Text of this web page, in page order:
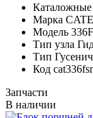
Каталожные
Марка
Модель 336F
Тип узла
Тип
Код
Запчасти
В наличии